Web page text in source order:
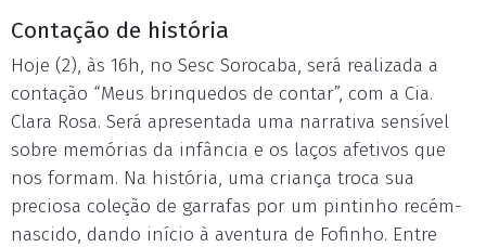
Contação de história
Hoje (2), às 16h, no Sesc Sorocaba, será realizada a
contação “Meus brinquedos de contar”, com a Cia.
Clara Rosa. Será apresentada uma narrativa sensível
sobre memórias da infância e os laços afetivos que
nos formam. Na história, uma criança troca sua
preciosa coleção de garrafas por um pintinho recém-
nascido, dando início à aventura de Fofinho. Entre